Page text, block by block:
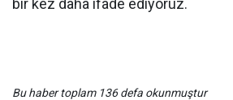
Bu haber toplam 136 defa okunmuştur